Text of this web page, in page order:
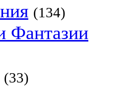
(134)
Фантазии
(33)